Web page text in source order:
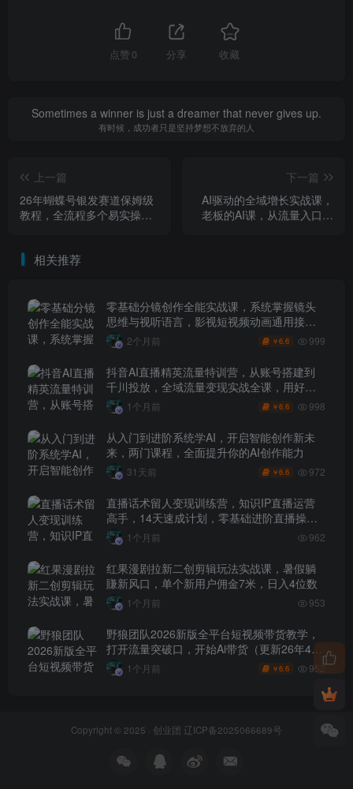
点赞 0 分享 收藏
Sometimes a winner is just a dreamer that never gives up.
有时候，成功者只是坚持梦想不放弃的人
上一篇
26年蝴蝶号银发赛道保姆级
教程，全流程多个易实操玩
下一篇
AI驱动的全域增长实战课，
老板的AI课，从流量入口到
相关推荐
零基础分镜创作全能实战课，系统掌握镜头
思维与视听语言，影视短视频动画通用接单
技能2个月前 ￥6.6 999
抖音AI直播精英流量特训营，从账号搭建到
千川投放，全域流量变现实战全课，用好工
具让賺钱更简单
1个月前 ￥6.6 998
从入门到进阶系统学AI，开启智能创作新未
来，两门课程，全面提升你的AI创作能力
31天前 ￥6.6 972
直播话术留人变现训练营，知识IP直播运营
高手，14天速成计划，零基础进阶直播操盘
手
1个月前 962
红果漫剧拉新二创剪辑玩法实战课，暑假躺
賺新风口，单个新用户佣金7米，日入4位数
1个月前 953
野狼团队2026新版全平台短视频带货教学，
打开流量突破口，开始Ai带货（更新26年4月
25日）1个月前 ￥6.6 952
Copyright © 2025 · 创业团 辽ICP备2025066689号